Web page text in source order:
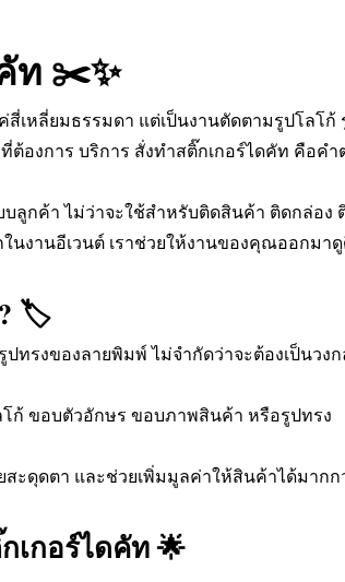
ท ✂️✨
เหลี่ยมธรรมดา แต่เป็นงานตัดตามรูปโลโก้
องการ บริการ สั่งทำสติ๊กเกอร์ไดคัท คือคำ
บลูกค้า ไม่ว่าจะใช้สำหรับติดสินค้า ติดกล่อง
งานอีเวนต์ เราช่วยให้งานของคุณออกมา
? 🏷️
ทรงของลายพิมพ์ ไม่จำกัดว่าจะต้องเป็นวง
ขอบตัวอักษร ขอบภาพสินค้า หรือรูปทรง
ะดุดตา และช่วยเพิ่มมูลค่าให้สินค้าได้มากก
เกอร์ไดคัท 🌟